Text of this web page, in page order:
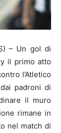
– Un gol di
il primo atto
l’Atletico
padroni di
il muro
rimane in
nel match di